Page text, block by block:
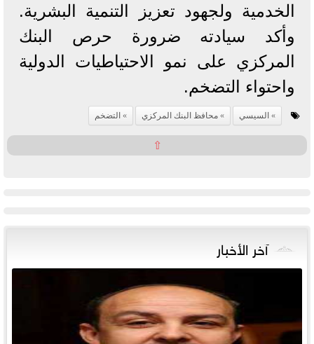
الخدمية ولجهود تعزيز التنمية البشرية.
وأكد سيادته ضرورة حرص البنك
المركزي على نمو الاحتياطيات الدولية
واحتواء التضخم.
السيسي محافظ البنك المركزي التضخم
⇧
آخر الأخبار